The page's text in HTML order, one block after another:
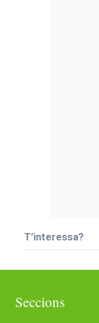
T’interessa?
Seccions